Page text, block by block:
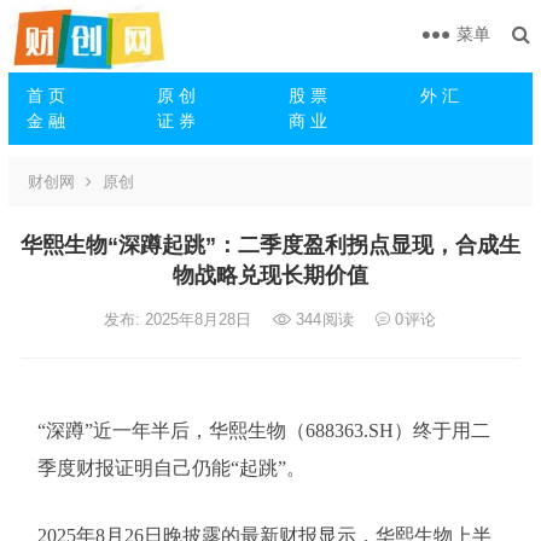
首 页 原 创 股 票
外 汇
金 融
证 券 商 业
菜单
财创网 原创
华熙生物“深蹲起跳”：二季度盈利拐点显现，合成生
物战略兑现长期价值
发布: 2025年8月28日 344阅读 0评论
“深蹲”近一年半后，华熙生物（688363.SH）终于用二
季度财报证明自己仍能“起跳”。
2025年8月26日晚披露的最新财报显示，华熙生物上半